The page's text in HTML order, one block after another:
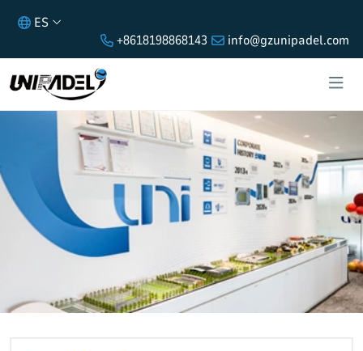
ES
+8618198868143
info@gzunipadel.com